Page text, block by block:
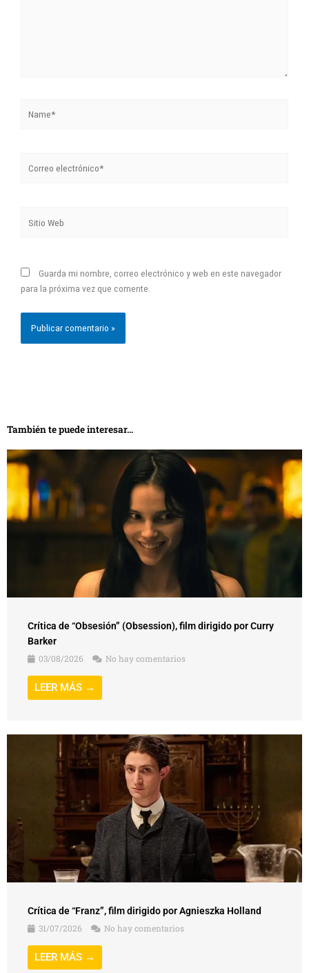
electrónico*
Web
Guarda mi nombre, correo electrónico y web en este navegador
para la próxima vez que comente.
También te puede interesar...
Crítica de “Obsesión” (Obsession), film dirigido por Curry
Barker
03/08/2026
No hay comentarios
LEER MÁS →
Crítica de “Franz”, film dirigido por Agnieszka Holland
31/07/2026
No hay comentarios
LEER MÁS →